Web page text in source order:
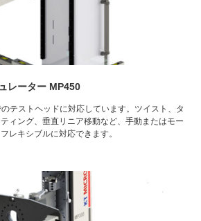
レーター MP450
テストヘッドに対応しています。ツイスト、タ
ィング、垂直リニア移動など、手動またはモー
レキシブルに対応できます。